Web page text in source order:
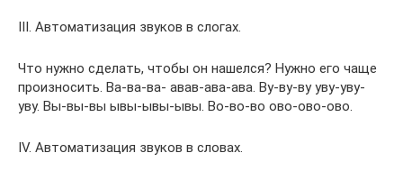
III. Автоматизация звуков в слогах.
Что нужно сделать, чтобы он нашелся? Нужно его чаще
произносить. Ва-ва-ва- авав-ава-ава. Ву-ву-ву уву-уву-
уву. Вы-вы-вы ывы-ывы-ывы. Во-во-во ово-ово-ово.
IV. Автоматизация звуков в словах.